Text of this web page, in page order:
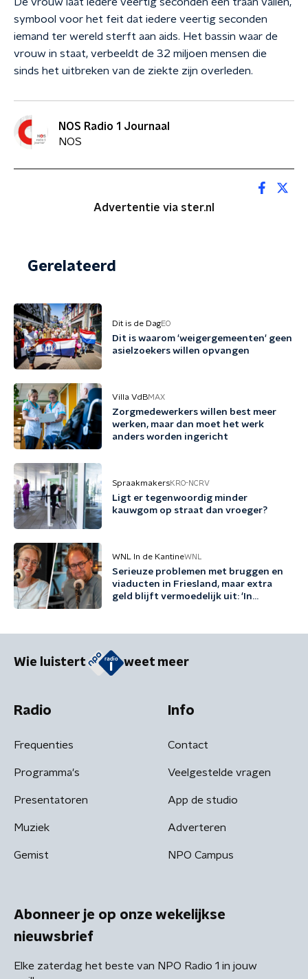
symbool voor het feit dat iedere veertig seconden
iemand ter wereld sterft aan aids. Het bassin waar de
vrouw in staat, verbeeldt de 32 miljoen mensen die
sinds het uitbreken van de ziekte zijn overleden.
NOS Radio 1 Journaal
NOS
Advertentie via ster.nl
Gerelateerd
Dit is de DagEO
Dit is waarom 'weigergemeenten' geen
asielzoekers willen opvangen
Villa VdBMAX
Zorgmedewerkers willen best meer
werken, maar dan moet het werk
anders worden ingericht
SpraakmakersKRO-NCRV
Ligt er tegenwoordig minder
kauwgom op straat dan vroeger?
WNL In de KantineWNL
Serieuze problemen met bruggen en
viaducten in Friesland, maar extra
geld blijft vermoedelijk uit: 'In
Wie luistert weet meer
Radio
Frequenties
Programma's
Presentatoren
Muziek
Gemist
Info
Contact
Veelgestelde vragen
App de studio
Adverteren
NPO Campus
Abonneer je op onze wekelijkse
nieuwsbrief
Elke zaterdag het beste van NPO Radio 1 in jouw